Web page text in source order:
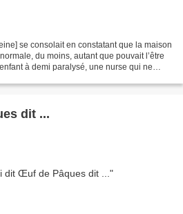
se consolait en constatant que la maison
du moins, autant que pouvait l’être
à demi paralysé, une nurse qui ne
dit ...